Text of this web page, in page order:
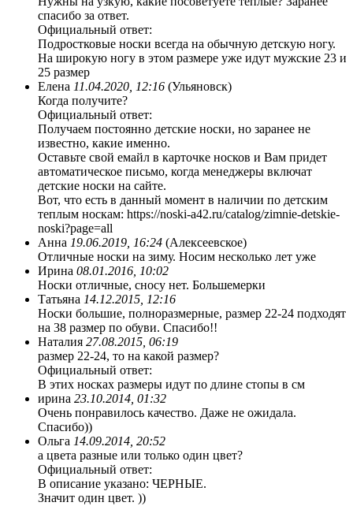
спасибо за ответ.
Официальный ответ:
Подростковые носки всегда на обычную детскую ногу.
На широкую ногу в этом размере уже идут мужские 23 и
25 размер
Елена 11.04.2020, 12:16 (Ульяновск)
Когда получите?
Официальный ответ:
Получаем постоянно детские носки, но заранее не
известно, какие именно.
Оставьте свой емайл в карточке носков и Вам придет
автоматическое письмо, когда менеджеры включат
детские носки на сайте.
Вот, что есть в данный момент в наличии по детским
теплым носкам: https://noski-a42.ru/catalog/zimnie-detskie-
noski?page=all
Анна 19.06.2019, 16:24 (Алексеевское)
Отличные носки на зиму. Носим несколько лет уже
Ирина 08.01.2016, 10:02
Носки отличные, сносу нет. Большемерки
Татьяна 14.12.2015, 12:16
Носки большие, полноразмерные, размер 22-24 подходят
на 38 размер по обуви. Спасибо!!
Наталия 27.08.2015, 06:19
размер 22-24, то на какой размер?
Официальный ответ:
В этих носках размеры идут по длине стопы в см
ирина 23.10.2014, 01:32
Очень понравилось качество. Даже не ожидала.
Спасибо))
Ольга 14.09.2014, 20:52
а цвета разные или только один цвет?
Официальный ответ:
В описание указано: ЧЕРНЫЕ.
Значит один цвет. ))